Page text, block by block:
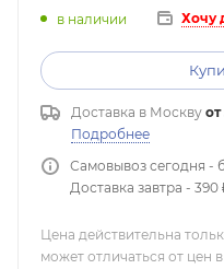
в наличии Хочу
Доставка в Москву от
Подробнее
Самовывоз сегодня -
Доставка завтра - 390
Цена действительна
может отличаться от цен